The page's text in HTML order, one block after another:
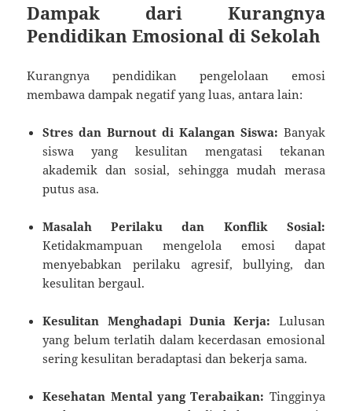
Dampak dari Kurangnya
Pendidikan Emosional di Sekolah
Kurangnya pendidikan pengelolaan emosi
membawa dampak negatif yang luas, antara lain:
Stres dan Burnout di Kalangan Siswa: Banyak
siswa yang kesulitan mengatasi tekanan
akademik dan sosial, sehingga mudah merasa
putus asa.
Masalah Perilaku dan Konflik Sosial:
Ketidakmampuan mengelola emosi dapat
menyebabkan perilaku agresif, bullying, dan
kesulitan bergaul.
Kesulitan Menghadapi Dunia Kerja: Lulusan
yang belum terlatih dalam kecerdasan emosional
sering kesulitan beradaptasi dan bekerja sama.
Kesehatan Mental yang Terabaikan: Tingginya